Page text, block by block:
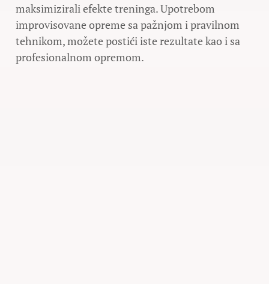
maksimizirali efekte treninga. Upotrebom
improvisovane opreme sa pažnjom i pravilnom
tehnikom, možete postići iste rezultate kao i sa
profesionalnom opremom.